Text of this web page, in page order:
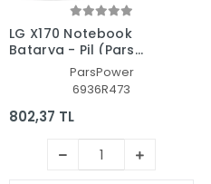
LG X170 Notebook
Batarya - Pil (Pars
ParsPower
6936R473
802,37 TL